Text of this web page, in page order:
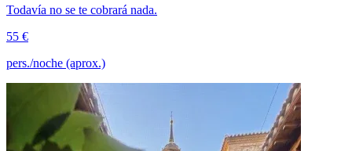
Todavía no se te cobrará nada.
55 €
pers./noche (aprox.)